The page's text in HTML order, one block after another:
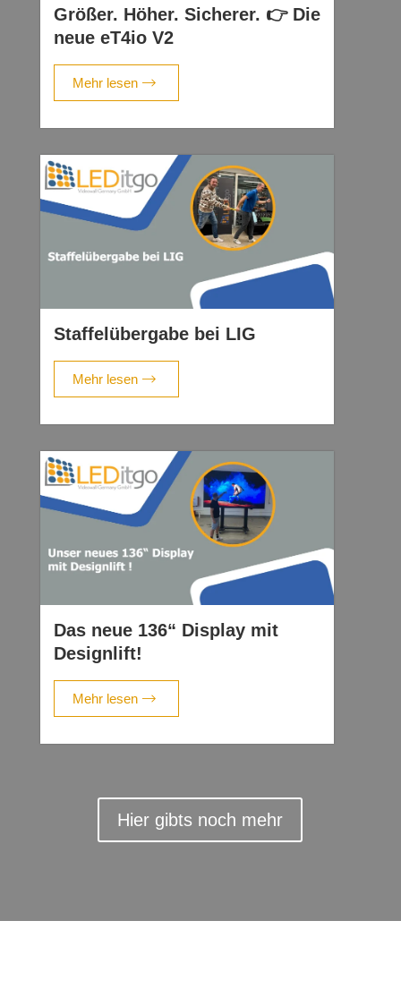
Größer. Höher. Sicherer. 👉 Die
neue eT4io V2
Mehr lesen
Staffelübergabe bei LIG
Mehr lesen
Das neue 136“ Display mit
Designlift!
Mehr lesen
Hier gibts noch mehr